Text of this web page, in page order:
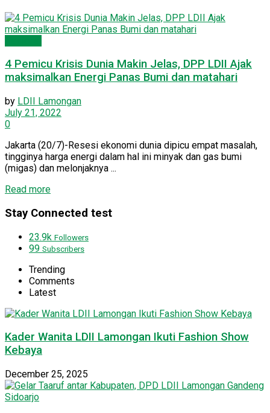
4 Pemicu Krisis Dunia Makin Jelas, DPP LDII Ajak
maksimalkan Energi Panas Bumi dan matahari
by LDII Lamongan
July 21, 2022
0
Jakarta (20/7)-Resesi ekonomi dunia dipicu empat masalah,
tingginya harga energi dalam hal ini minyak dan gas bumi
(migas) dan melonjaknya ...
Read more
Stay Connected test
23.9k Followers
99 Subscribers
Trending
Comments
Latest
Kader Wanita LDII Lamongan Ikuti Fashion Show
Kebaya
December 25, 2025